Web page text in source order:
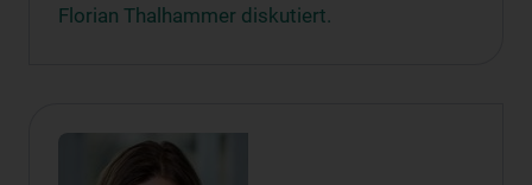
Florian Thalhammer diskutiert.